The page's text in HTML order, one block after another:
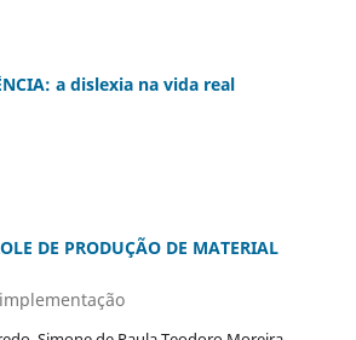
a dislexia na vida real
DE PRODUÇÃO DE MATERIAL